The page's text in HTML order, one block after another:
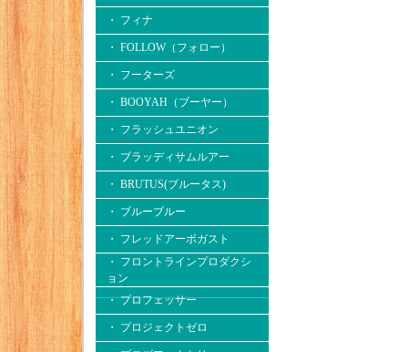
・ フィナ
・ FOLLOW（フォロー）
・ フーターズ
・ BOOYAH（ブーヤー）
・ フラッシュユニオン
・ ブラッディサムルアー
・ BRUTUS(ブルータス)
・ ブルーブルー
・ フレッドアーボガスト
・ フロントラインプロダクシ
ョン
・ プロフェッサー
・ プロジェクトゼロ